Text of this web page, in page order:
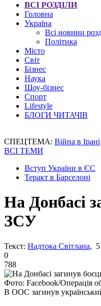
ВСІ РОЗДІЛИ
Головна
Україна
Всі новини
Політика
Місто
Світ
Бізнес
Наука
Шоу-бізнес
Спорт
Lifestyle
БЛОГИ ЧИТАЧІВ
СПЕЦТЕМА: Війна в Ірані
ВСІ ТЕМИ
Вступ України в ЄС
Теракт в Барселоні
На Донбасі
ЗСУ
Текст: Надтока Світлана, 5
0
788
Фото: Facebook/Операція
В ООС загинув